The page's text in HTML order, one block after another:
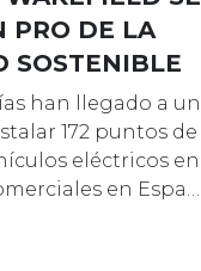
PRO DE LA
SOSTENIBLE
han llegado a un
172 puntos de
eléctricos en
en Espa…